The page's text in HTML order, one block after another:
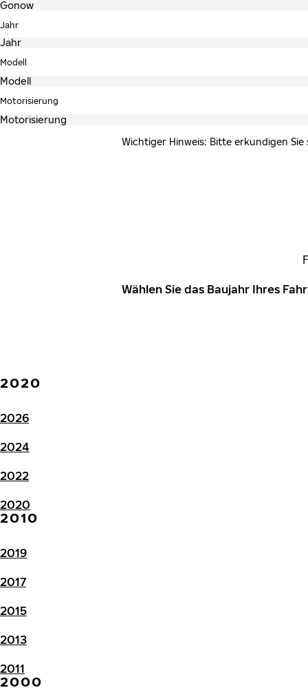
Jahr
Modell
Motorisierung
Wichtiger Hinweis: Bitte erkundigen
Wählen Sie das Baujahr Ihres
2020
2026
2024
2022
2020
2010
2019
2017
2015
2013
2011
2000